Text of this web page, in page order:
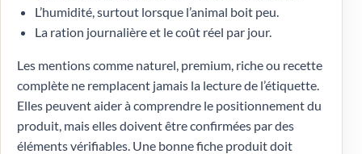
L’humidité, surtout lorsque l’animal boit peu.
La ration journalière et le coût réel par jour.
Les mentions comme naturel, premium, riche ou recette
complète ne remplacent jamais la lecture de l’étiquette.
Elles peuvent aider à comprendre le positionnement du
produit, mais elles doivent être confirmées par des
éléments vérifiables. Une bonne fiche produit doit